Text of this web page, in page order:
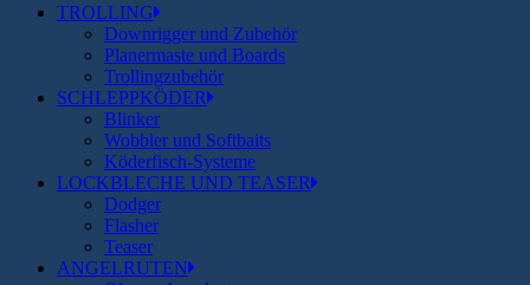
TROLLING
Downrigger und Zubehör
Planermaste und Boards
Trollingzubehör
SCHLEPPKÖDER
Blinker
Wobbler und Softbaits
Köderfisch-Systeme
LOCKBLECHE UND TEASER
Dodger
Flasher
Teaser
ANGELRUTEN